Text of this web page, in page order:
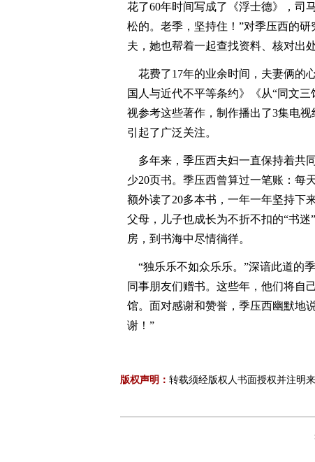
花了60年时间写成了《浮士德》，司
松的。老季，坚持住！”对季压西的
夫，她也帮着一起查找资料、核对出
花费了17年的业余时间，夫妻俩的
国人与近代不平等条约》《从“同文
视参考这些著作，制作播出了3集电
引起了广泛关注。
多年来，季压西夫妇一直保持着共
少20页书。季压西曾算过一笔账：每
额外读了20多本书，一年一年坚持下
父母，儿子也成长为不折不扣的“书
房，到书海中尽情徜徉。
“独乐乐不如众乐乐。”深谙此道的
同事朋友们赠书。这些年，他们将自
馆。面对感谢和赞誉，季压西幽默地
谢！”
版权声明： 转载须经版权人书面授权并注明